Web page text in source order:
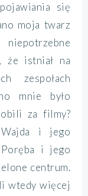
się
moja twarz
że istniał na
zespołach
mnie było
za filmy?
i jego
i jego
centrum.
wtedy więcej